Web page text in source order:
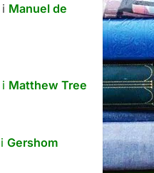
i Manuel de
i Matthew Tree
i Gershom